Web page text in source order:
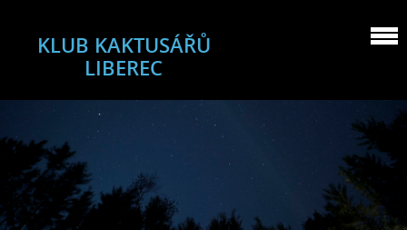
KLUB KAKTUSÁŘŮ
LIBEREC